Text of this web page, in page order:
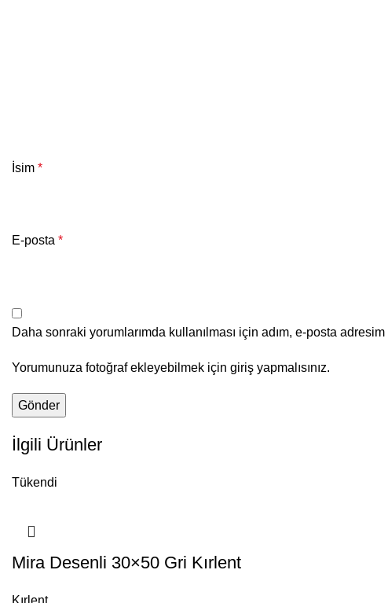
İsim *
E-posta *
Daha sonraki yorumlarımda kullanılması için adım, e-posta
Yorumunuza fotoğraf ekleyebilmek için giriş yapmalısınız.
İlgili Ürünler
Tükendi
Mira Desenli 30×50 Gri Kırlent
Kırlent